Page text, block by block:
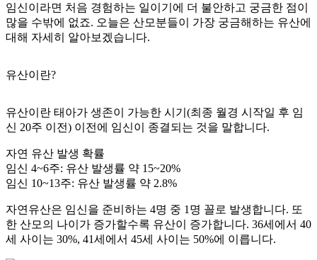
임신이라면 처음 경험하는 일이기에 더 불안하고 궁금한 점이
많을 수밖에 없죠. 오늘은 산모분들이 가장 궁금해하는 유산에
대해 자세히 알아보겠습니다.
유산이란?
유산이란 태아가 생존이 가능한 시기(최종 월경 시작일 후 임
신 20주 이전) 이전에 임신이 종결되는 것을 말합니다.
자연 유산 발생 확률
임신 4~6주: 유산 발생률 약 15~20%
임신 10~13주: 유산 발생률 약 2.8%
자연유산은 임신을 준비하는 4명 중 1명 꼴로 발생합니다. 또
한 산모의 나이가 증가할수록 유산이 증가합니다. 36세에서 40
세 사이는 30%, 41세에서 45세 사이는 50%에 이릅니다.